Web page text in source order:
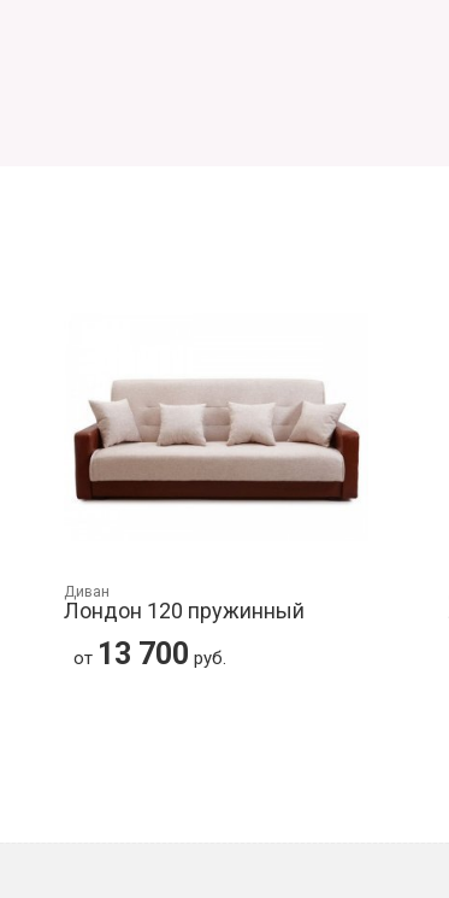
Диван
Лондон 120 пружинный
от 13 700 руб.